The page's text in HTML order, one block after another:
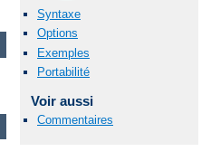
Syntaxe
Options
Exemples
Portabilité
Voir aussi
Commentaires